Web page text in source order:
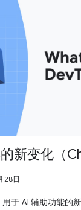
新变化（
28日
用于 AI 辅助功能的